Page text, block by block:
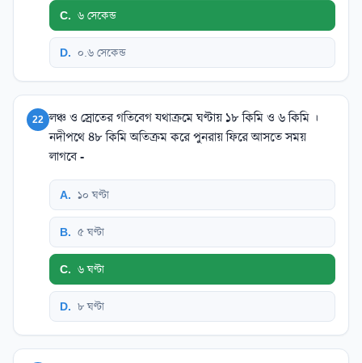
C. ৬ সেকেন্ড
D. ০.৬ সেকেন্ড
22 লঞ্চ ও স্রোতের গতিবেগ যথাক্রমে ঘণ্টায় ১৮ কিমি ও ৬ কিমি ।
নদীপথে ৪৮ কিমি অতিক্রম করে পুনরায় ফিরে আসতে সময়
লাগবে -
A. ১০ ঘণ্টা
B. ৫ ঘণ্টা
C. ৬ ঘণ্টা
D. ৮ ঘণ্টা